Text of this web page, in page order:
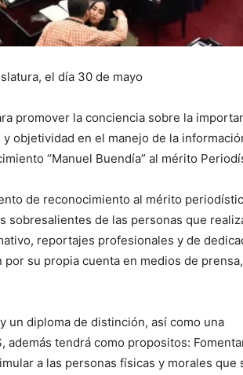
el día 30 de mayo
promover la conciencia sobre la
objetividad en el manejo de la
“Manuel Buendía” al mérito
de reconocimiento al mérito
sobresalientes de las personas que
reportajes profesionales y de
su propia cuenta en medios de
un diploma de distinción, así como una
además tendrá como propositos:
a las personas físicas y morales que